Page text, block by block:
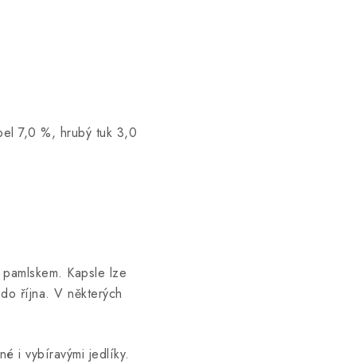
7,0 %, hrubý tuk 3,0
Kapsle lze
října. V některých
i vybíravými jedlíky.